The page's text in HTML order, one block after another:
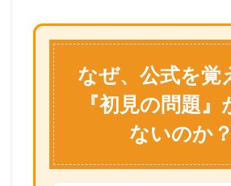
なぜ、公式を覚
『初見の問題』
ないのか？